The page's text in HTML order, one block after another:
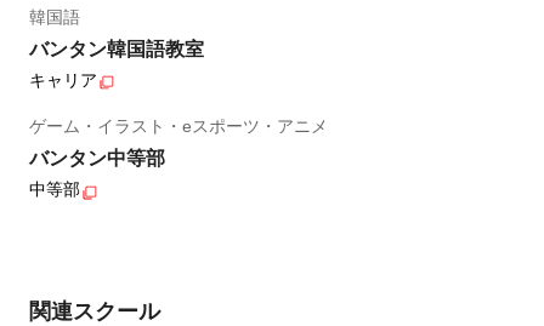
韓国語
バンタン韓国語教室
キャリア
ゲーム・イラスト・eスポーツ・アニメ
バンタン中等部
中等部
関連スクール